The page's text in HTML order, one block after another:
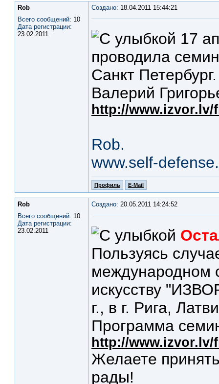
Rob
Всего сообщений: 10
Дата регистрации:
23.02.2011
Создано: 18.04.2011 15:44:21
17
проводила
Санкт
Валерий
http://
Rob.
www.self-
Профиль E-Mail
Rob
Всего сообщений: 10
Дата регистрации:
23.02.2011
Создано: 20.05.2011 14:24:52
Пользуясь
международном
искусству
г., в г. Рига,
Программа
http://
Желаете
рады!